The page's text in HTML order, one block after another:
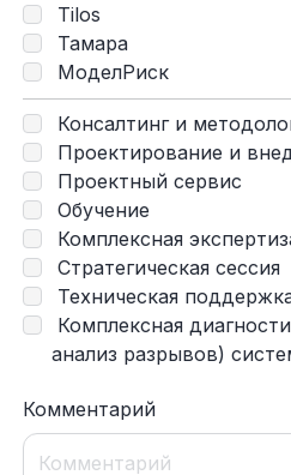
Tilos
Тамара
МоделРиск
Консалтинг и
Проектирование и
Проектный сервис
Обучение
Комплексная
Стратегическая сессия
Техническая
Комплексная
анализ разрывов)
Комментарий